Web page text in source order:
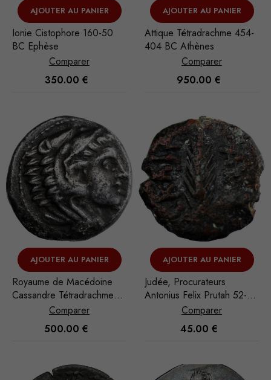
AJOUTER AU PANIER
Ionie Cistophore 160-50
BC Ephèse
Comparer
350.00 €
AJOUTER AU PANIER
Attique Tétradrachme 454-
404 BC Athènes
Comparer
950.00 €
AJOUTER AU PANIER
Royaume de Macédoine
Cassandre Tétradrachme
316-311 BC Amphipolis
Comparer
500.00 €
AJOUTER AU PANIER
Judée, Procurateurs
Antonius Felix Prutah 52-60
JérusalemComparer
45.00 €